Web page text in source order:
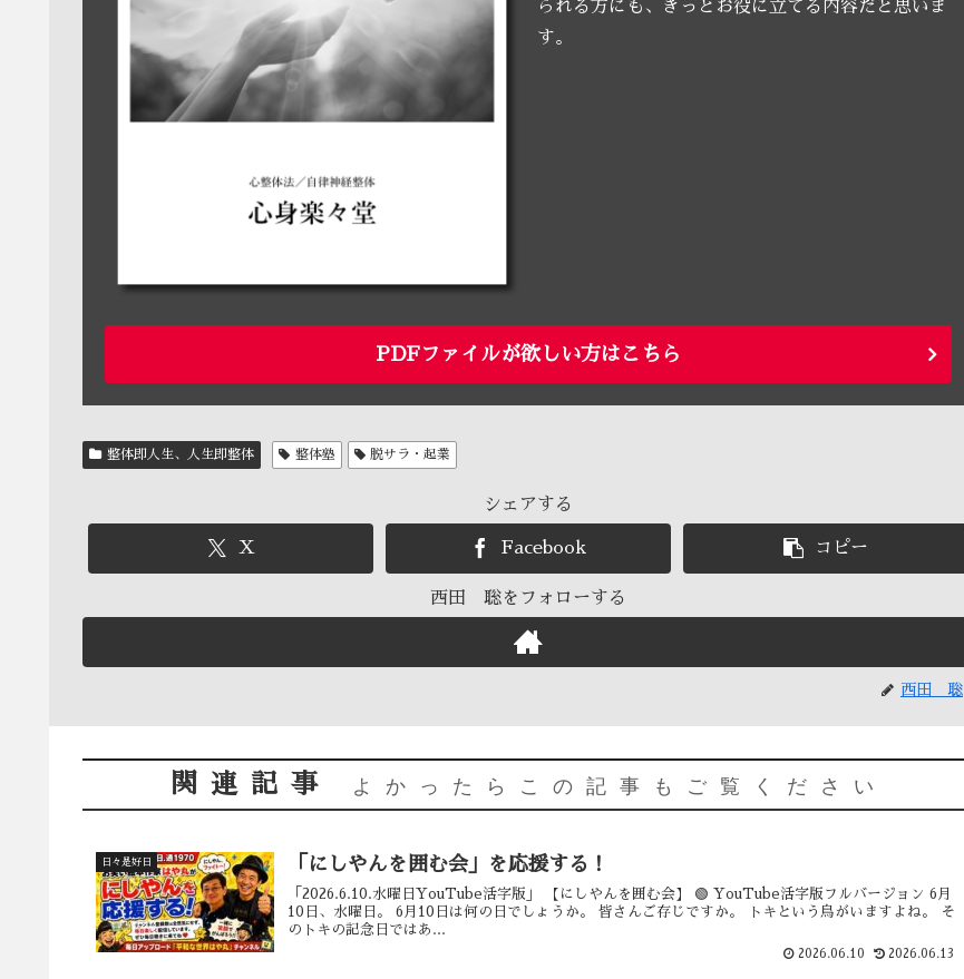
られる方にも、きっとお役に立てる内容だと思いま
す。
PDFファイルが欲しい方はこちら
整体即人生、人生即整体 整体塾 脱サラ・起業
シェアする
X Facebook コピー
西田 聡をフォローする
西田 聡
関連記事 よかったらこの記事もご覧ください
日々是好日 「にしやんを囲む会」を応援する！
「2026.6.10.水曜日YouTube活字版」 【にしやんを囲む会】 🟢 YouTube活字版フルバージョン 6月
10日、水曜日。 6月10日は何の日でしょうか。 皆さんご存じですか。 トキという鳥がいますよね。 そ
のトキの記念日ではあ...
2026.06.10 2026.06.13